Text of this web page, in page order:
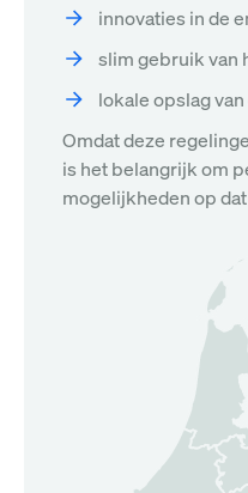
innovaties in de
slim gebruik van
lokale opslag
Omdat deze
is het belangrijk om
mogelijkheden op